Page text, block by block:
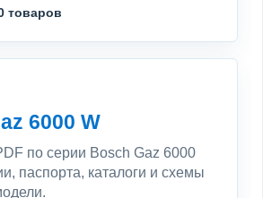
товаров
6000 W
по серии Bosch Gaz 6000
паспорта, каталоги и схемы